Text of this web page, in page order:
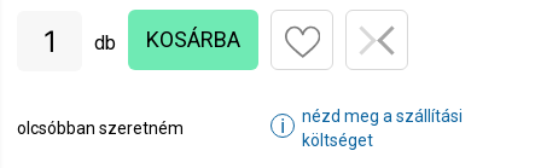
db KOSÁRBA
olcsóbban szeretném ℹ
nézd meg a szállítási
költséget